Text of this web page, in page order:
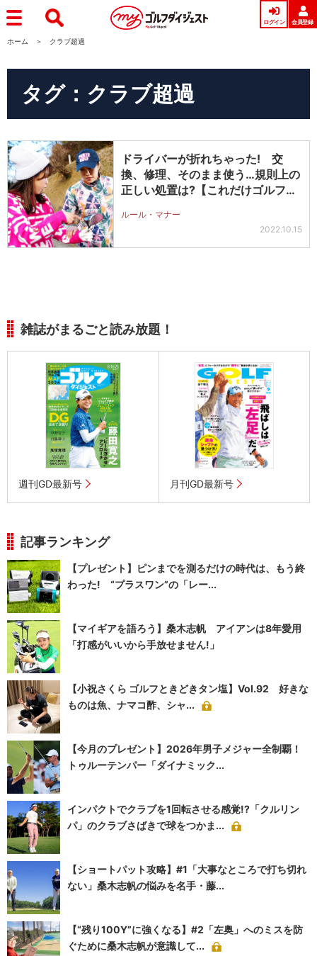
ログイン 会員登録
ホーム クラブ超過
タグ：クラブ超過
ドライバーが折れちゃった! 交
換、修理、そのまま使う…規則上の
正しい処置は?【これだけゴルフル
ルール・マナー
2022.10.15
雑誌がまるごと読み放題！
週刊GD最新号 月刊GD最新号
記事ランキング
【プレゼント】ピンまでを測るだけの時代は、もう終
わった! “プラスワン”の「レー...
【マイギアを語ろう】桑木志帆 アイアンは8年愛用
「打感がいいから手放せません!」
【小祝さくら ゴルフときどきタン塩】Vol.92 好きな
ものは魚、ナマコ酢、シャ...
【今月のプレゼント】2026年男子メジャー全制覇！
トゥルーテンパー「ダイナミック...
インパクトでクラブを1回転させる感覚!?「クルリン
パ」のクラブさばきで球をつかま...
【ショートパット攻略】#1「大事なところで打ち切れ
ない」桑木志帆の悩みを名手・藤...
【“残り100Y”に強くなる】#2「左奥」へのミスを防
ぐために桑木志帆が意識して...